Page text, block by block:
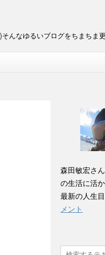
んなゆるいブログをちまちま
森田敏宏さ
の生活に活
最新の人生
メント